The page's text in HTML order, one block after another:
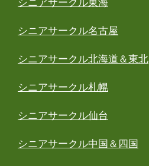
シニアサークル東海
シニアサークル名古屋
シニアサークル北海道＆東北
シニアサークル札幌
シニアサークル仙台
シニアサークル中国＆四国